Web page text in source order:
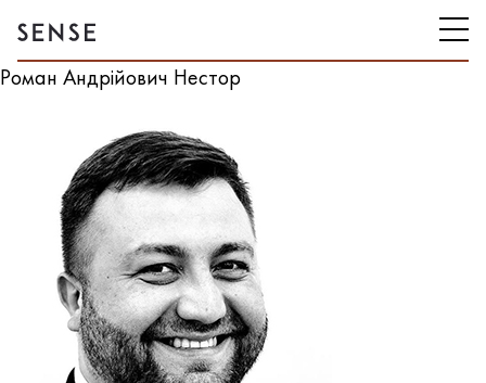
Роман Андрійович Нестор